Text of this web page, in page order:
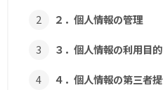
２．個人情報の管理
３．個人情報の利用目的
４．個人情報の第三者